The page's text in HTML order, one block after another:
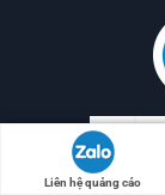
Liên hệ quảng cáo